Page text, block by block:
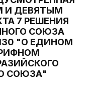
И ДЕВЯТЫМ
7 РЕШЕНИЯ
СОЮЗА
130 "О ЕДИНОМ
СОЮЗА"